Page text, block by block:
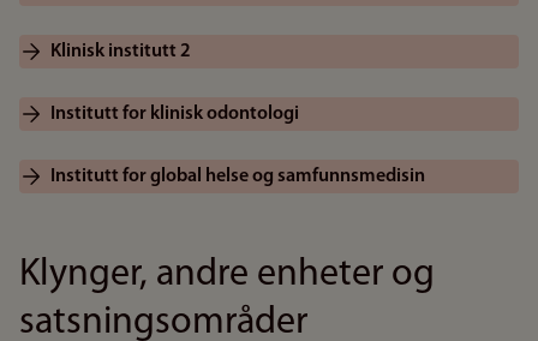
Klinisk institutt 2
Institutt for klinisk odontologi
Institutt for global helse og samfunnsmedisin
Klynger, andre enheter og
satsningsområder